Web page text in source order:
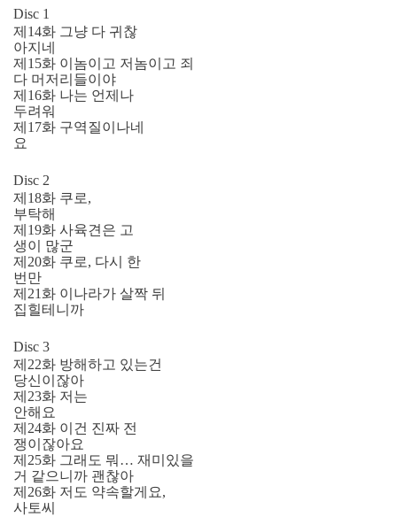
Disc 1
제14화 그냥 다 귀찮
아지네
제15화 이놈이고 저놈이고 죄
다 머저리들이야
제16화 나는 언제나
두려워
제17화 구역질이나네
요
Disc 2
제18화 쿠로,
부탁해
제19화 사육견은 고
생이 많군
제20화 쿠로, 다시 한
번만
제21화 이나라가 살짝 뒤
집힐테니까
Disc 3
제22화 방해하고 있는건
당신이잖아
제23화 저는
안해요
제24화 이건 진짜 전
쟁이잖아요
제25화 그래도 뭐… 재미있을
거 같으니까 괜찮아
제26화 저도 약속할게요,
사토씨